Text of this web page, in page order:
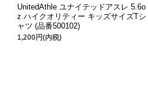
UnitedAthle ユナイテッドアスレ 5.6o
z ハイクオリティー キッズサイズTシ
ャツ (品番500102)
1,200円(内税)